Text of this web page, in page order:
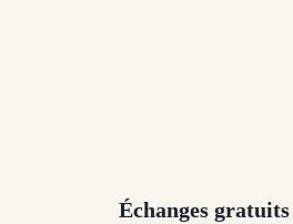
Échanges gratuits